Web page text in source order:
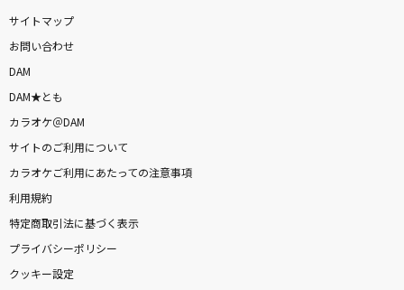
サイトマップ
お問い合わせ
DAM
DAM★とも
カラオケ＠DAM
サイトのご利用について
カラオケご利用にあたっての注意事項
利用規約
特定商取引法に基づく表示
プライバシーポリシー
クッキー設定